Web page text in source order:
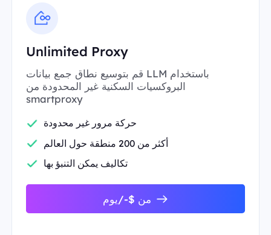
Unlimited Proxy
قم بتوسيع نطاق جمع بيانات LLM باستخدام
البروكسيات السكنية غير المحدودة من
smartproxy
حركة مرور غير محدودة
أكثر من 200 منطقة حول العالم
تكاليف يمكن التنبؤ بها
من $-/يوم